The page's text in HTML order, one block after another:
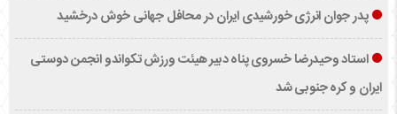
پدر جوان انرژی خورشیدی ایران در محافل جهانی خوش درخشید
استاد وحیدرضا خسروی پناه دبیر هیئت ورزش تکواندو انجمن دوستی
ایران و کره جنوبی شد